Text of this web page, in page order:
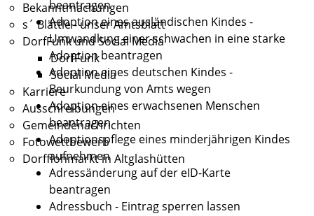
Bekanntmachungen
s´ Blättle - unser Amtsblatt
DorfFunk und Social Media
DorfFunk
Social Media
Karriere
Ausschreibungen
Gemeindenachrichten
Fotowettbewerb
Dorfflohmarkt in Altglashütten
beantragen
Adoption eines ausländischen Kindes -
Umwandlung einer schwachen in eine starke
Adoption beantragen
Adoption eines deutschen Kindes -
Beurkundung von Amts wegen
Adoption eines erwachsenen Menschen
beantragen
Adoptionspflege eines minderjährigen Kindes
aufnehmen
Adressänderung auf der eID-Karte
beantragen
Adressbuch - Eintrag sperren lassen